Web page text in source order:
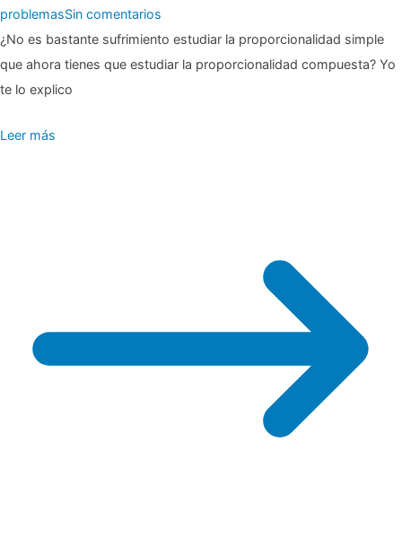
problemasSin comentarios
▶
¿No es bastante sufrimiento estudiar la proporcionalidad simple
que ahora tienes que estudiar la proporcionalidad compuesta? Yo
te lo explico
Leer más